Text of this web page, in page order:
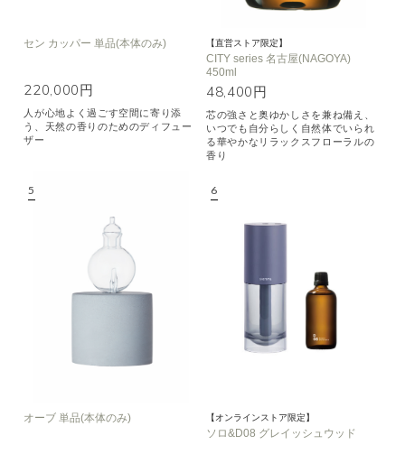
セン カッパー 単品(本体のみ)
220,000円
人が心地よく過ごす空間に寄り添
う、天然の香りのためのディフュー
ザー
【直営ストア限定】
CITY series 名古屋(NAGOYA)
450ml
48,400円
芯の強さと奥ゆかしさを兼ね備え、
いつでも自分らしく自然体でいられ
る華やかなリラックスフローラルの
香り
オーブ 単品(本体のみ) 【オンラインストア限定】
ソロ&D08 グレイッシュウッド